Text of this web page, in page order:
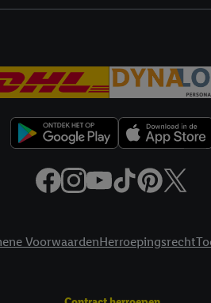
VoorwaardenHerroepingsrecht